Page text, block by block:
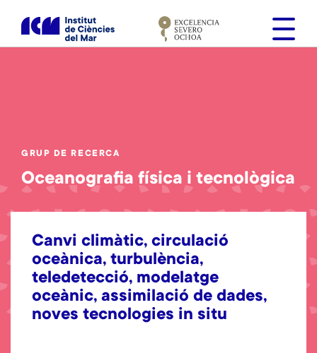
s
n
t
GRUP DE RECERCA
Oceanografia física i tecnològica
Canvi climàtic, circulació
oceànica, turbulència,
teledetecció, modelatge
oceànic, assimilació de dades,
noves tecnologies in situ